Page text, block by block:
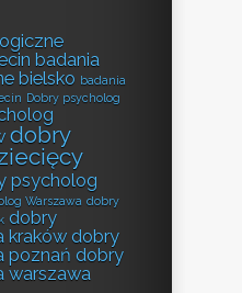
badania
bielsko badania
Dobry psycholog
dobry
psycholog
Warszawa dobry
dobry
kraków dobry
poznań dobry
warszawa